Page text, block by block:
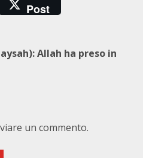
Post
Allah ha preso in
un commento.